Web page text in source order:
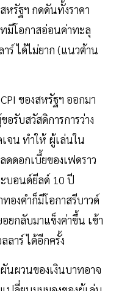
หรัฐฯ กดดันทั้งราคา
มีโอกาสอ่อนค่าทะลุ
ร์ ได้ไม่ยาก (แนวต้าน
ของสหรัฐฯ ออกมา
รับสวัสดิการการว่าง
จน ทำให้ ผู้เล่นใน
ดอกเบี้ยของเฟดราว
ะบอนด์ยีลด์ 10 ปี
ทองคำก็มีโอกาสรีบาวด์
ยกลับมาแข็งค่าขึ้น เข้า
าร์ ได้อีกครั้ง
ผันผวนของเงินบาทอาจ